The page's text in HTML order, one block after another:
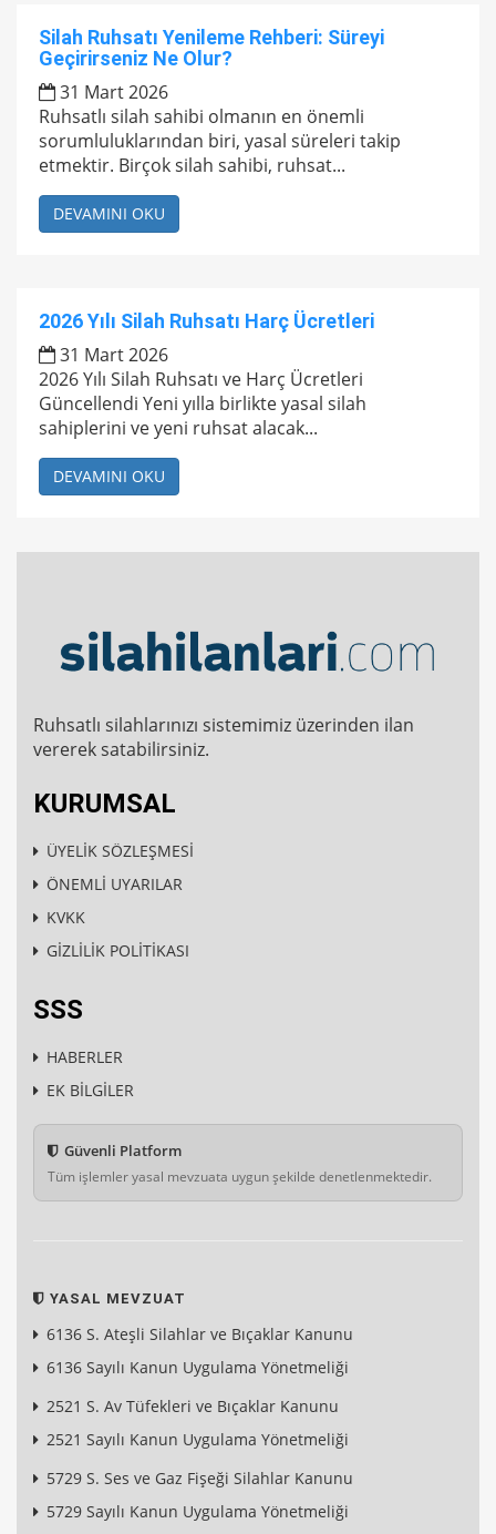
Silah Ruhsatı Yenileme Rehberi: Süreyi
Geçirirseniz Ne Olur?
31 Mart 2026
Ruhsatlı silah sahibi olmanın en önemli
sorumluluklarından biri, yasal süreleri takip
etmektir. Birçok silah sahibi, ruhsat...
DEVAMINI OKU
2026 Yılı Silah Ruhsatı Harç Ücretleri
31 Mart 2026
2026 Yılı Silah Ruhsatı ve Harç Ücretleri
Güncellendi Yeni yılla birlikte yasal silah
sahiplerini ve yeni ruhsat alacak...
DEVAMINI OKU
Ruhsatlı silahlarınızı sistemimiz üzerinden ilan
vererek satabilirsiniz.
KURUMSAL
ÜYELİK SÖZLEŞMESİ
ÖNEMLİ UYARILAR
KVKK
GİZLİLİK POLİTİKASI
SSS
HABERLER
EK BİLGİLER
Güvenli Platform
Tüm işlemler yasal mevzuata uygun şekilde denetlenmektedir.
YASAL MEVZUAT
6136 S. Ateşli Silahlar ve Bıçaklar Kanunu
6136 Sayılı Kanun Uygulama Yönetmeliği
2521 S. Av Tüfekleri ve Bıçaklar Kanunu
2521 Sayılı Kanun Uygulama Yönetmeliği
5729 S. Ses ve Gaz Fişeği Silahlar Kanunu
5729 Sayılı Kanun Uygulama Yönetmeliği